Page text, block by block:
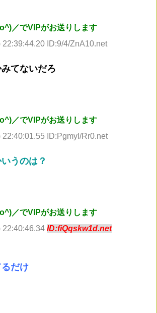
／でVIPがお送りします
22:39:44.20 ID:9/4/ZnA10.net
てないだろ
／でVIPがお送りします
22:40:01.55 ID:Pgmyl/Rr0.net
うのは？
／でVIPがお送りします
22:40:46.34 ID:fiQqskw1d.net
だけ